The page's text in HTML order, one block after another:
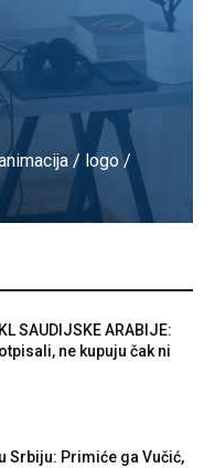
/ logo /
SAUDIJSKE ARABIJE:
ne kupuju čak ni
Srbiju: Primiće ga Vučić,